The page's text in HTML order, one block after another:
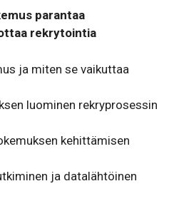
parantaa
rekrytointia
ja miten se vaikuttaa
luominen rekryprosessin
kehittämisen
ja datalähtöinen